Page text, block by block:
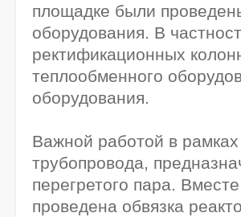
площадке были
оборудования. В
ректификационных
теплообменного
оборудования.
Важной работой в
трубопровода,
перегретого пара.
проведена обвязка